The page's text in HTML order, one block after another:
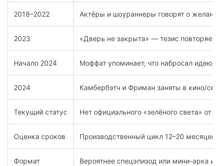
2018–2022 Актёры и шоураннеры говорят о
2023 «Дверь не закрыта» — тезис
Начало 2024 Моффат упоминает, что набросал идею/
2024 Камбербэтч и Фриман заняты в кино/
Текущий статус Нет официального «зелёного света» от
Оценка сроков Производственный цикл 12–20 месяцев
Формат Вероятнее спецэпизод или мини-арка